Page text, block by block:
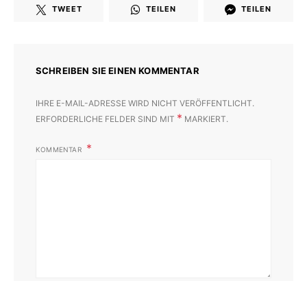
TWEET TEILEN TEILEN
SCHREIBEN SIE EINEN KOMMENTAR
IHRE E-MAIL-ADRESSE WIRD NICHT VERÖFFENTLICHT.
ERFORDERLICHE FELDER SIND MIT * MARKIERT.
KOMMENTAR